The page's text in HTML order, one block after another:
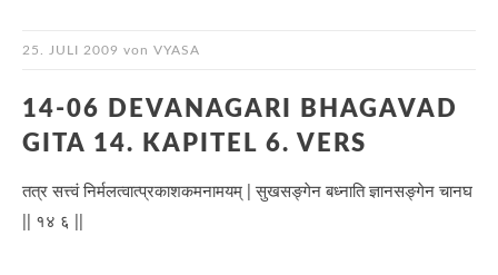
25. JULI 2009 von VYASA
14-06 DEVANAGARI BHAGAVAD
GITA 14. KAPITEL 6. VERS
तत्र सत्त्वं निर्मलत्वात्प्रकाशकमनामयम् | सुखसङ्गेन बध्नाति ज्ञानसङ्गेन चानघ
|| १४ ६ ||